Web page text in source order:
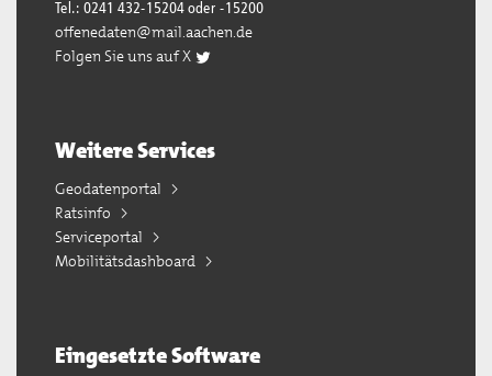
Tel.: 0241 432-15204 oder -15200
offenedaten@mail.aachen.de
Folgen Sie uns auf X
Weitere Services
Geodatenportal
Ratsinfo
Serviceportal
Mobilitätsdashboard
Eingesetzte Software